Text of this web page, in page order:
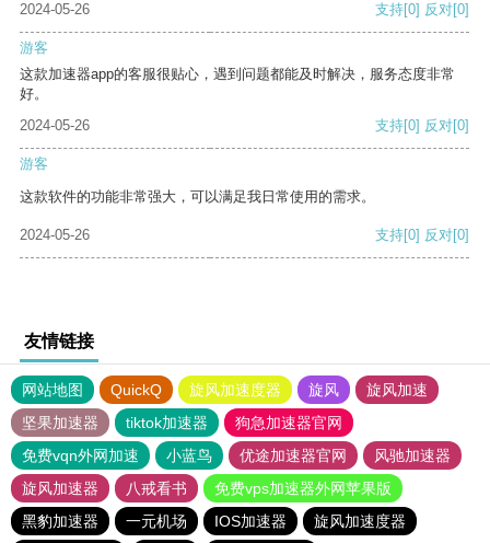
2024-05-26 支持[0] 反对[0]
游客
这款加速器app的客服很贴心，遇到问题都能及时解决，服务态度非常
好。
2024-05-26
支持[0] 反对[0]
游客
这款软件的功能非常强大，可以满足我日常使用的需求。
2024-05-26 支持[0] 反对[0]
友情链接
网站地图 QuickQ 旋风加速度器 旋风
旋风加速
坚果加速器
tiktok加速器
狗急加速器官网
免费vqn外网加速
小蓝鸟 优途加速器官网
风驰加速器
旋风加速器
八戒看书
免费vps加速器外网苹果版
黑豹加速器
一元机场 IOS加速器 旋风加速度器